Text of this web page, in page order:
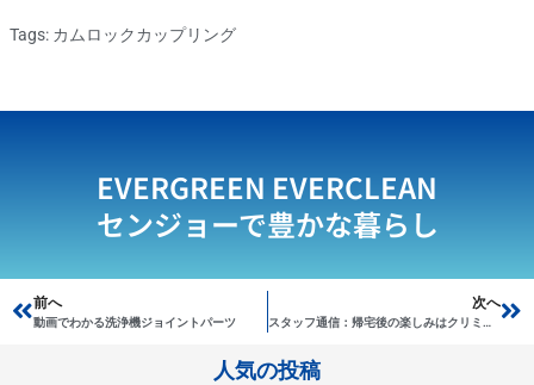
Tags: カムロックカップリング
EVERGREEN EVERCLEAN
センジョーで豊かな暮らし
Prev
前へ
動画でわかる洗浄機ジョイントパーツ
次へ
スタッフ通信：帰宅後の楽しみはクリミナルマインド
人気の投稿